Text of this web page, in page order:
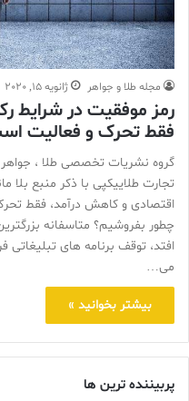
مجله طلا و جواهر ژانویه 15, 2020
رمز موفقیت در شرایط
فقط تحرک و فعالیت
گروه نشریات تخصصی طلا ، جواهر
تجارت طلاییکپی با ذکر منبع بلا
اقتصادی و کاهش درآمد، فقط
چطور بفروشیم؟ متاسفانه
افتد، توقف برنامه های
می…
بیشتر بخوانید »
پربیننده ترین ها